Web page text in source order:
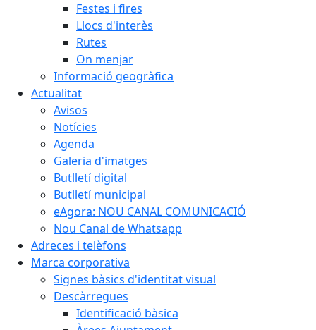
Festes i fires
Llocs d'interès
Rutes
On menjar
Informació geogràfica
Actualitat
Avisos
Notícies
Agenda
Galeria d'imatges
Butlletí digital
Butlletí municipal
eAgora: NOU CANAL COMUNICACIÓ
Nou Canal de Whatsapp
Adreces i telèfons
Marca corporativa
Signes bàsics d'identitat visual
Descàrregues
Identificació bàsica